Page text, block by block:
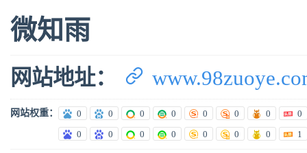
微知雨
网站地址： 
网站权重： 0 0 0 0 0 0 0
0
0
0 0 0 0 0 0 1